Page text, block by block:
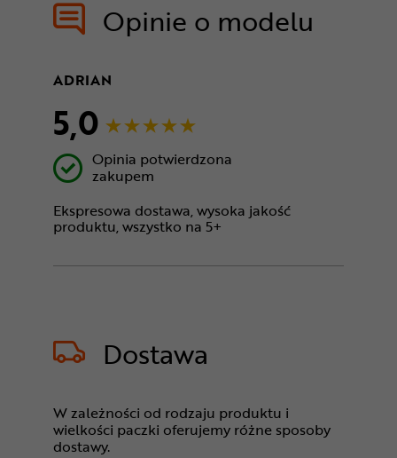
Opinie o modelu
ADRIAN
5,0
Opinia potwierdzona
zakupem
Ekspresowa dostawa, wysoka jakość
produktu, wszystko na 5+
Dostawa
W zależności od rodzaju produktu i
wielkości paczki oferujemy różne sposoby
dostawy.